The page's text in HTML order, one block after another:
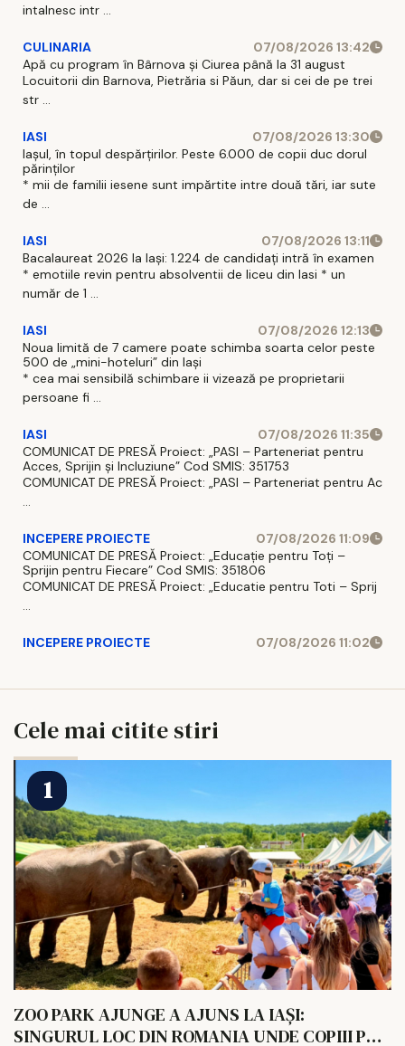
intalnesc intr ...
CULINARIA
07/08/2026 13:42
Apă cu program în Bârnova și Ciurea până la 31 august
Locuitorii din Barnova, Pietrăria si Păun, dar si cei de pe trei
str ...
IASI
07/08/2026 13:30
Iașul, în topul despărțirilor. Peste 6.000 de copii duc dorul
părinților
* mii de familii iesene sunt impărtite intre două tări, iar sute
de ...
IASI
07/08/2026 13:11
Bacalaureat 2026 la Iași: 1.224 de candidați intră în examen
* emotiile revin pentru absolventii de liceu din Iasi * un
număr de 1 ...
IASI
07/08/2026 12:13
Noua limită de 7 camere poate schimba soarta celor peste
500 de „mini-hoteluri” din Iași
* cea mai sensibilă schimbare ii vizează pe proprietarii
persoane fi ...
IASI
07/08/2026 11:35
COMUNICAT DE PRESĂ Proiect: „PASI – Parteneriat pentru
Acces, Sprijin și Incluziune” Cod SMIS: 351753
COMUNICAT DE PRESĂ Proiect: „PASI – Parteneriat pentru Ac
...
INCEPERE PROIECTE
07/08/2026 11:09
COMUNICAT DE PRESĂ Proiect: „Educație pentru Toți –
Sprijin pentru Fiecare” Cod SMIS: 351806
COMUNICAT DE PRESĂ Proiect: „Educatie pentru Toti – Sprij
...
INCEPERE PROIECTE 07/08/2026 11:02
Cele mai citite stiri
ZOO PARK AJUNGE A AJUNS LA IAȘI:
SINGURUL LOC DIN ROMANIA UNDE COPIII POT